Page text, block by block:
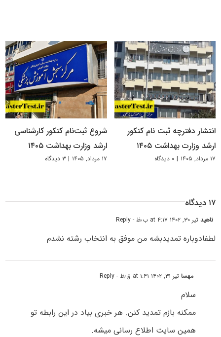
انتشار دفترچه ثبت نام کنکور
ارشد وزارت بهداشت ۱۴۰۵
۱۷ مرداد, ۱۴۰۵ | ۰ دیدگاه
شروع ثبت‌نام کنکور کارشناسی
ارشد وزارت بهداشت ۱۴۰۵
۱۷ مرداد, ۱۴۰۵ | ۳ دیدگاه
۱۷ دیدگاه
ناهیدتیر ۳۰, ۱۴۰۲ at ۴:۱۷ ب٫ظ - Reply
لطفادوباره تمدیدبشه من موفق به انتخاب رشته نشدم
مهساتیر ۳۱, ۱۴۰۲ at ۱:۴۱ ق٫ظ - Reply
سلام
ممکنه بازم تمدید کنن. هر خبری بیاد در این رابطه تو
همین سایت اطلاع رسانی میشه.